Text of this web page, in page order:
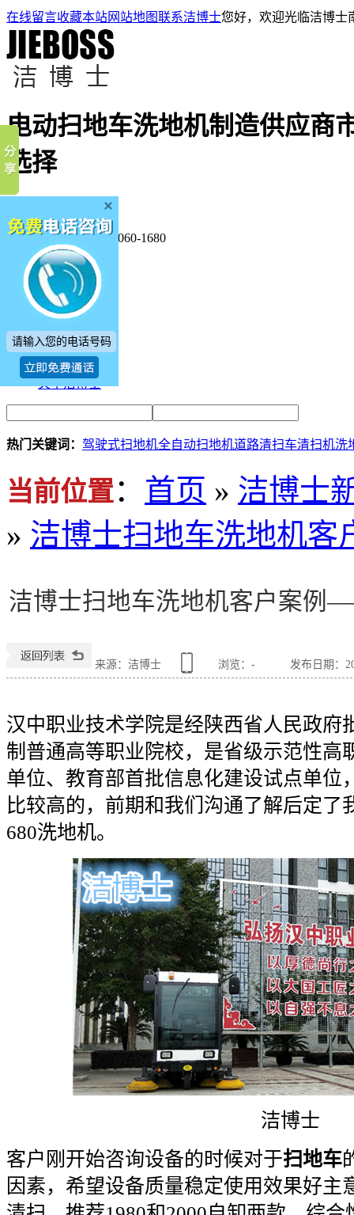
在线留言收藏本站网站地图联系洁博士您好，欢迎光临洁博士
电动扫地车洗地机制造供应商
选择
厂家直销·7天包退换
全国服务热线：400-060-1680
洁博士首页
扫地车
洗地机
客户案例
新闻资讯
关于洁博士
热门关键词： 驾驶式扫地机全自动扫地机道路清扫车清扫机洗
当前位置： 首页 » 洁博士
» 洁博士扫地车洗地机
洁博士扫地车洗地机客户案例
来源：洁博士 浏览： - 发布日期：
汉中职业技术学院是经陕西省人民政府
制普通高等职业院校，是省级示范性高
单位、教育部首批信息化建设试点单位
比较高的，前期和我们沟通了解后定了
680洗地机。
洁博士
客户刚开始咨询设备的时候对于扫地车
因素，希望设备质量稳定使用效果好主